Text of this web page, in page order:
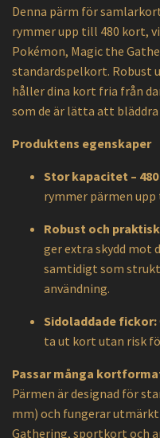
Denna pärm för
rymmer upp till 480 kort,
Pokémon, Magic the
standardspelkort. Robust
håller dina kort fria från
som de är lätta att
Produktens egenskaper
Stor kapacitet –
rymmer pärmen
Robust och
ger extra skydd mot
samtidigt som
användning.
Sidoladdade fickor:
ta ut kort utan risk
Passar många
Pärmen är designad för
mm) och fungerar
Gathering, sportkort och